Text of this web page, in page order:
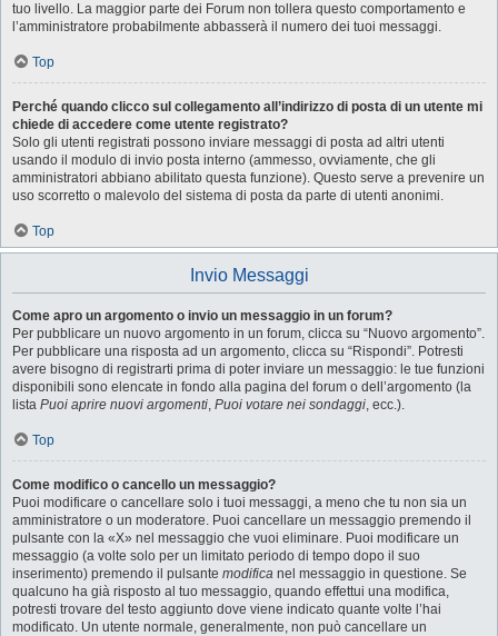
tuo livello. La maggior parte dei Forum non tollera questo comportamento e
l’amministratore probabilmente abbasserà il numero dei tuoi messaggi.
Top
Perché quando clicco sul collegamento all’indirizzo di posta di un utente mi
chiede di accedere come utente registrato?
Solo gli utenti registrati possono inviare messaggi di posta ad altri utenti
usando il modulo di invio posta interno (ammesso, ovviamente, che gli
amministratori abbiano abilitato questa funzione). Questo serve a prevenire un
uso scorretto o malevolo del sistema di posta da parte di utenti anonimi.
Top
Invio Messaggi
Come apro un argomento o invio un messaggio in un forum?
Per pubblicare un nuovo argomento in un forum, clicca su “Nuovo argomento”.
Per pubblicare una risposta ad un argomento, clicca su “Rispondi”. Potresti
avere bisogno di registrarti prima di poter inviare un messaggio: le tue funzioni
disponibili sono elencate in fondo alla pagina del forum o dell’argomento (la
lista Puoi aprire nuovi argomenti, Puoi votare nei sondaggi, ecc.).
Top
Come modifico o cancello un messaggio?
Puoi modificare o cancellare solo i tuoi messaggi, a meno che tu non sia un
amministratore o un moderatore. Puoi cancellare un messaggio premendo il
pulsante con la «X» nel messaggio che vuoi eliminare. Puoi modificare un
messaggio (a volte solo per un limitato periodo di tempo dopo il suo
inserimento) premendo il pulsante modifica nel messaggio in questione. Se
qualcuno ha già risposto al tuo messaggio, quando effettui una modifica,
potresti trovare del testo aggiunto dove viene indicato quante volte l’hai
modificato. Un utente normale, generalmente, non può cancellare un